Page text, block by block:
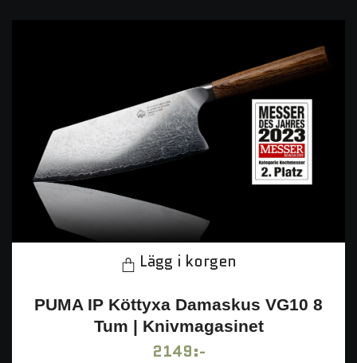
Lägg i korgen
PUMA IP Köttyxa Damaskus VG10 8
Tum | Knivmagasinet
2149:-